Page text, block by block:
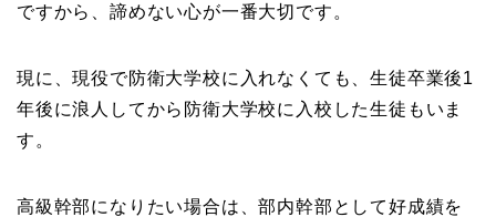
ですから、諦めない心が一番大切です。
現に、現役で防衛大学校に入れなくても、生徒卒業後1
年後に浪人してから防衛大学校に入校した生徒もいま
す。
高級幹部になりたい場合は、部内幹部として好成績を